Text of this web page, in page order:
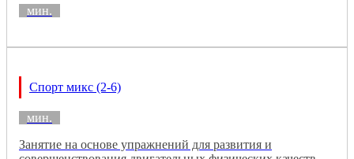
мин.
Спорт микс (2-6)
мин.
Занятие на основе упражнений для развития и